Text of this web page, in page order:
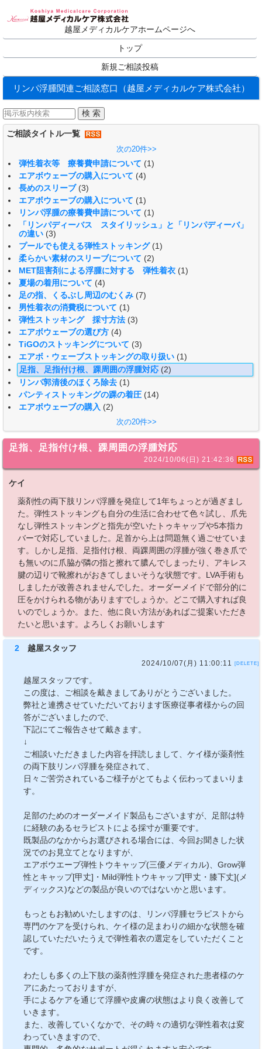
越屋メディカルケアホームページへ
トップ
新規ご相談投稿
リンパ浮腫関連ご相談窓口（越屋メディカルケア株式会社）
ご相談タイトル一覧
次の20件>>
弾性着衣等 療養費申請について (1)
エアボウェーブの購入について (4)
長めのスリーブ (3)
エアボウェーブの購入について (1)
リンパ浮腫の療養費申請について (1)
「リンパディーバス スタイリッシュ」と「リンパディーバ」
の違い (3)
プールでも使える弾性ストッキング (1)
柔らかい素材のスリーブについて (2)
MET阻害剤による浮腫に対する 弾性着衣 (1)
夏場の着用について (4)
足の指、くるぶし周辺のむくみ (7)
男性着衣の消費税について (1)
弾性ストッキング 採寸方法 (3)
エアボウェーブの選び方 (4)
TiGOのストッキングについて (3)
エアボ・ウェーブストッキングの取り扱い (1)
足指、足指付け根、踝周囲の浮腫対応 (2)
リンパ郭清後のほくろ除去 (1)
パンティストッキングの踝の着圧 (14)
エアボウェーブの購入 (2)
次の20件>>
足指、足指付け根、踝周囲の浮腫対応
2024/10/06(日) 21:42:36
ケイ
薬剤性の両下肢リンパ浮腫を発症して1年ちょっとが過ぎまし
た。弾性ストッキングも自分の生活に合わせて色々試し、爪先
なし弾性ストッキングと指先が空いたトゥキャップや5本指カ
バーで対応していました。足首から上は問題無く過ごせていま
す。しかし足指、足指付け根、両踝周囲の浮腫が強く巻き爪で
も無いのに爪脇が隣の指と擦れて膿んでしまったり、アキレス
腱の辺りで靴擦れがおきてしまいそうな状態です。LVA手術も
しましたが改善されませんでした。オーダーメイドで部分的に
圧をかけられる物がありますでしょうか。どこで購入すれば良
いのでしょうか。また、他に良い方法があればご提案いただき
たいと思います。よろしくお願いします
2 越屋スタッフ
2024/10/07(月) 11:00:11 [DELETE]
越屋スタッフです。
この度は、ご相談を戴きましてありがとうございました。
弊社と連携させていただいております医療従事者様からの回
答がございましたので、
下記にてご報告させて戴きます。
↓
ご相談いただきました内容を拝読しまして、ケイ様が薬剤性
の両下肢リンパ浮腫を発症されて、
日々ご苦労されているご様子がとてもよく伝わってまいりま
す。
足部のためのオーダーメイド製品もございますが、足部は特
に経験のあるセラピストによる採寸が重要です。
既製品のなかからお選びされる場合には、今回お聞きした状
況でのお見立てとなりますが、
エアボウエーブ弾性トウキャップ(三優メディカル)、Grow弾
性とキャップ[甲丈]・Mild弾性トウキャップ[甲丈・膝下丈](メ
ディックス)などの製品が良いのではないかと思います。
もっともお勧めいたしますのは、リンパ浮腫セラピストから
専門のケアを受けられ、ケイ様の足まわりの細かな状態を確
認していただいたうえで弾性着衣の選定をしていただくこと
です。
わたしも多くの上下肢の薬剤性浮腫を発症された患者様のケ
アにあたっておりますが、
手によるケアを通じて浮腫や皮膚の状態はより良く改善して
いきます。
また、改善していくなかで、その時々の適切な弾性着衣は変
わっていきますので、